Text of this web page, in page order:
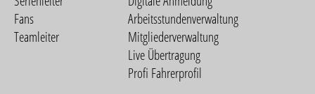
Fans
Teamleiter
Arbeitsstundenverwaltung
Mitgliederverwaltung
Live Übertragung
Profi Fahrerprofil